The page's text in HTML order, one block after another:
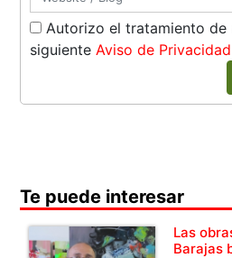
Autorizo el tratamiento de
siguiente Aviso de Privacidad
Te puede interesar
Las
Barajas